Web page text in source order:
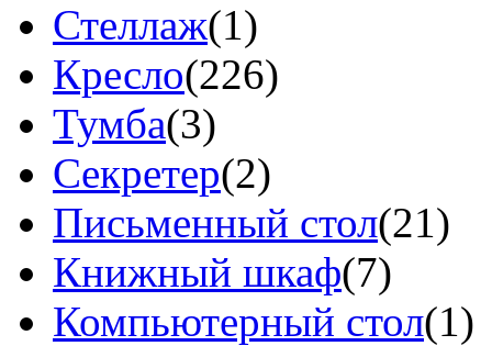
Стеллаж(1)
Кресло(226)
Тумба(3)
Секретер(2)
Письменный стол(21)
Книжный шкаф(7)
Компьютерный стол(1)